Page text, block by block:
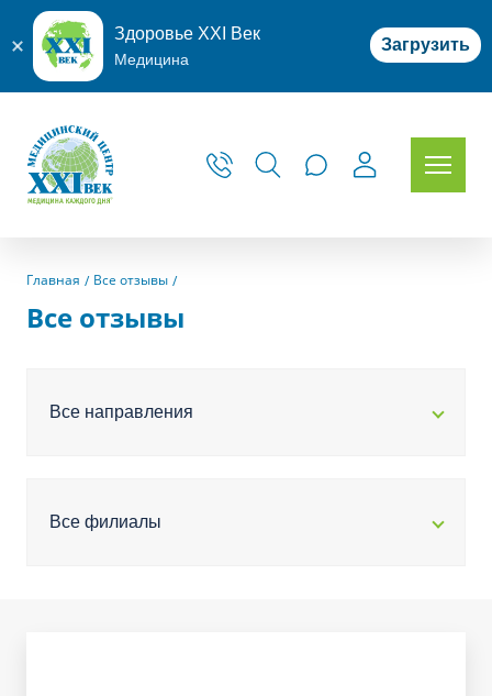
Здоровье XXI Век
Медицина
Загрузить
Главная Все отзывы
Все отзывы
Все направления
Все филиалы